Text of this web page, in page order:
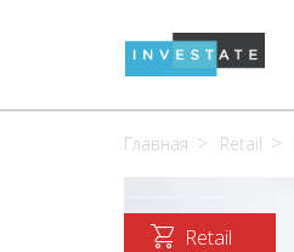
Главная Retail
Retail